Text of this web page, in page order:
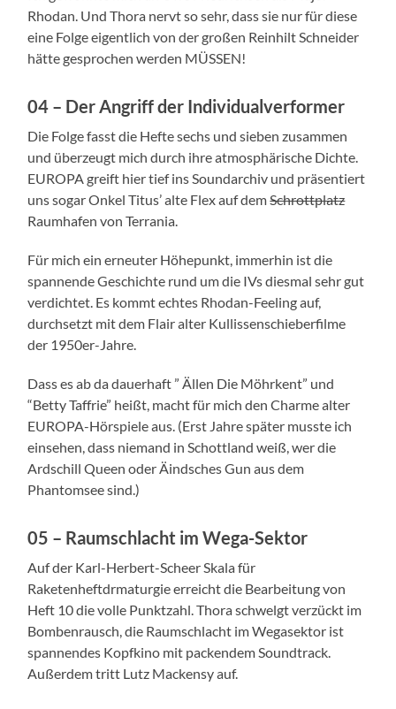
Rhodan. Und Thora nervt so sehr, dass sie nur für diese
eine Folge eigentlich von der großen Reinhilt Schneider
hätte gesprochen werden MÜSSEN!
04 – Der Angriff der Individualverformer
Die Folge fasst die Hefte sechs und sieben zusammen
und überzeugt mich durch ihre atmosphärische Dichte.
EUROPA greift hier tief ins Soundarchiv und präsentiert
uns sogar Onkel Titus’ alte Flex auf demSchrottplatz
Raumhafen von Terrania.
Für mich ein erneuter Höhepunkt, immerhin ist die
spannende Geschichte rund um die IVs diesmal sehr gut
verdichtet. Es kommt echtes Rhodan-Feeling auf,
durchsetzt mit dem Flair alter Kullissenschieberfilme
der 1950er-Jahre.
Dass es ab da dauerhaft ” Ällen Die Möhrkent” und
“Betty Taffrie” heißt, macht für mich den Charme alter
EUROPA-Hörspiele aus. (Erst Jahre später musste ich
einsehen, dass niemand in Schottland weiß, wer die
Ardschill Queen oder Äindsches Gun aus dem
Phantomsee sind.)
05 – Raumschlacht im Wega-Sektor
Auf der Karl-Herbert-Scheer Skala für
Raketenheftdrmaturgie erreicht die Bearbeitung von
Heft 10 die volle Punktzahl. Thora schwelgt verzückt im
Bombenrausch, die Raumschlacht im Wegasektor ist
spannendes Kopfkino mit packendem Soundtrack.
Außerdem tritt Lutz Mackensy auf.